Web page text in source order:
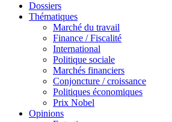
Dossiers
Thématiques
Marché du travail
Finance / Fiscalité
International
Politique sociale
Marchés financiers
Conjoncture / croissance
Politiques économiques
Prix Nobel
Opinions